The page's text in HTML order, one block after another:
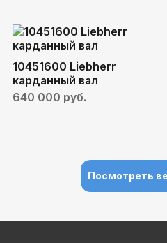
10451600 Liebherr
карданный вал
640 000 руб.
Посмотреть